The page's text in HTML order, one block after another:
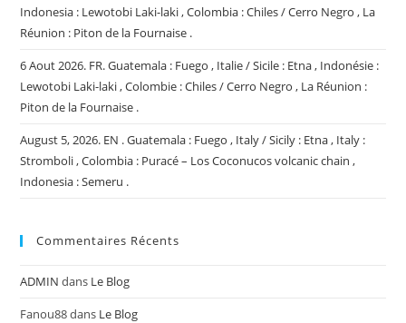
Indonesia : Lewotobi Laki-laki , Colombia : Chiles / Cerro Negro , La
Réunion : Piton de la Fournaise .
6 Aout 2026. FR. Guatemala : Fuego , Italie / Sicile : Etna , Indonésie :
Lewotobi Laki-laki , Colombie : Chiles / Cerro Negro , La Réunion :
Piton de la Fournaise .
August 5, 2026. EN . Guatemala : Fuego , Italy / Sicily : Etna , Italy :
Stromboli , Colombia : Puracé – Los Coconucos volcanic chain ,
Indonesia : Semeru .
Commentaires Récents
ADMIN dans Le Blog
Fanou88dans Le Blog